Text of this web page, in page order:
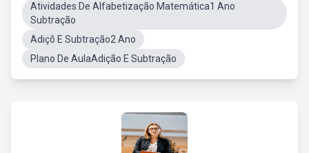
Atividades De Alfabetização Matemática1 Ano
Subtração
Adiçõ E Subtração2 Ano
Plano De AulaAdição E Subtração